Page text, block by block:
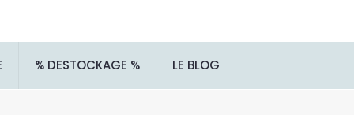
% DESTOCKAGE % LE BLOG